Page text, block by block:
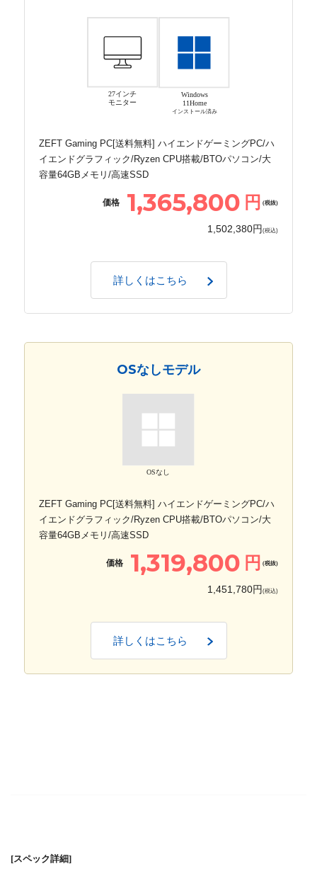
27インチ
モニター
Windows
11Home
インストール済み
ZEFT Gaming PC[送料無料] ハイエンドゲーミングPC/ハ
イエンドグラフィック/Ryzen CPU搭載/BTOパソコン/大
容量64GBメモリ/高速SSD
価格 1,365,800 円 (税抜)
1,502,380円 (税込)
詳しくはこちら
OSなしモデル
OSなし
ZEFT Gaming PC[送料無料] ハイエンドゲーミングPC/ハ
イエンドグラフィック/Ryzen CPU搭載/BTOパソコン/大
容量64GBメモリ/高速SSD
価格 1,319,800 円 (税抜)
1,451,780円 (税込)
詳しくはこちら
[スペック詳細]